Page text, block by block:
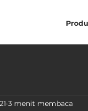
3 menit membaca